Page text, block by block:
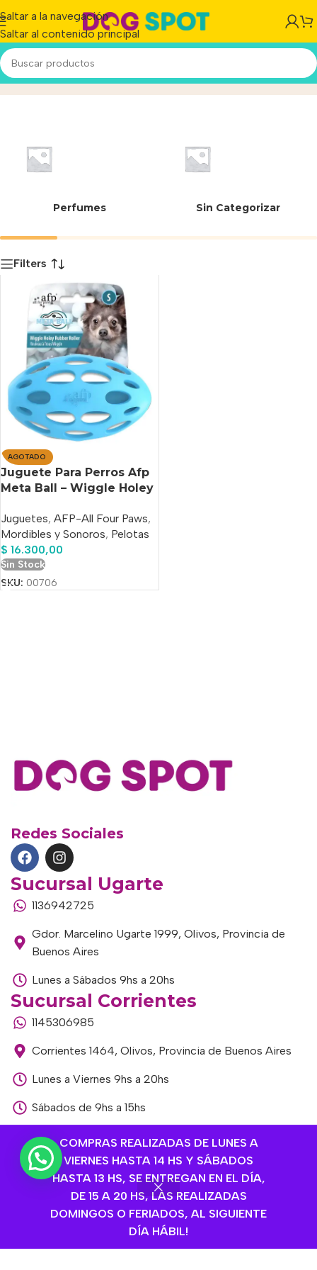
COMPRAS REALIZADAS DE LUNES A
VIERNES HASTA 14 HS Y SÁBADOS
HASTA 13 HS, SE ENTREGAN EN EL DÍA,
DE 15 A 20 HS, LAS REALIZADAS
DOMINGOS O FERIADOS, AL SIGUIENTE
DÍA HÁBIL!
Saltar a la navegación
Saltar al contenido principal
Meta BallInicio/Producto
Perfumes Sin Categorizar
Filters
AGOTADO
Juguete Para Perros Afp
Meta Ball – Wiggle Holey
Juguetes, AFP-All Four Paws,
Mordibles y Sonoros, Pelotas
$ 16.300,00
Sin Stock
SKU: 00706
Redes Sociales
Sucursal Ugarte
1136942725
Gdor. Marcelino Ugarte 1999, Olivos, Provincia de
Buenos Aires
Lunes a Sábados 9hs a 20hs
Sucursal Corrientes
1145306985
Corrientes 1464, Olivos, Provincia de Buenos Aires
Lunes a Viernes 9hs a 20hs
Sábados de 9hs a 15hs
Sucursal Libertador
1168893524
Av. del Libertador 1915, Vte. López, Provincia de
Buenos Aires
Lunes a Viernes de 9hs a 13hs / 16hs a 20hs